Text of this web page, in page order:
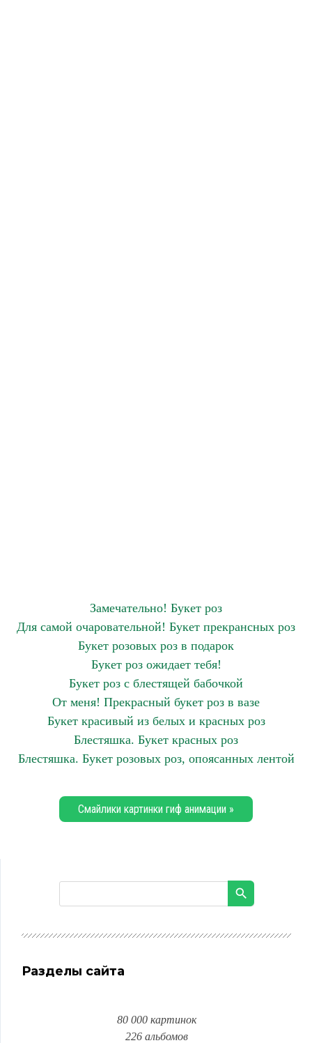
Замечательно! Букет роз
Для самой очаровательной! Букет прекрансных роз
Букет розовых роз в подарок
Букет роз ожидает тебя!
Букет роз с блестящей бабочкой
От меня! Прекрасный букет роз в вазе
Букет красивый из белых и красных роз
Блестяшка. Букет красных роз
Блестяшка. Букет розовых роз, опоясанных лентой
Смайлики картинки гиф анимации »
Разделы сайта
80 000 картинок
226 альбомов